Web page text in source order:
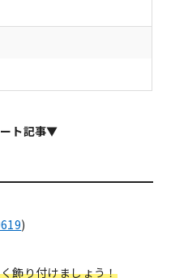
ト記事▼
)
飾り付けましょう！